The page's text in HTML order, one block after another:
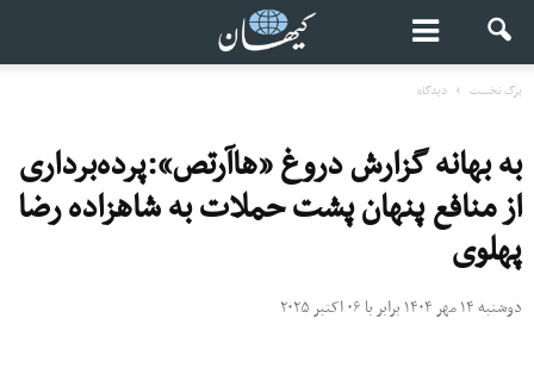
برگ نخست دیدگاه
به بهانه گزارش دروغ «هاآرتص»:پرده‌برداری
از منافع پنهان پشت حملات به شاهزاده رضا
پهلوی
دوشنبه ۱۴ مهر ۱۴۰۴ برابر با ۰۶ اکتبر ۲۰۲۵